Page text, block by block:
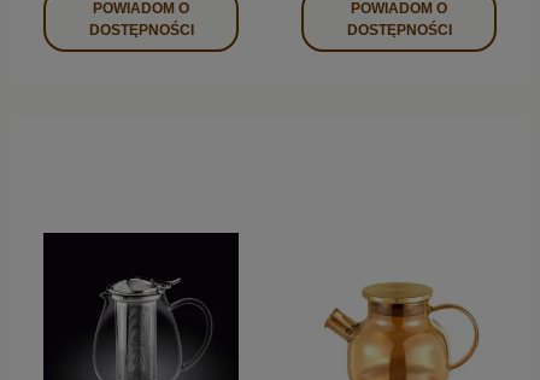
POWIADOM O
DOSTĘPNOŚCI
POWIADOM O
DOSTĘPNOŚCI